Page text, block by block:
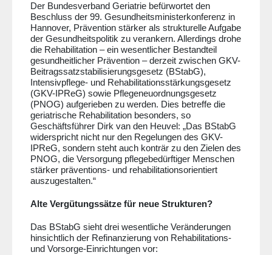
Der Bundesverband Geriatrie befürwortet den
Beschluss der 99. Gesundheitsministerkonferenz in
Hannover, Prävention stärker als strukturelle Aufgabe
der Gesundheitspolitik zu verankern. Allerdings drohe
die Rehabilitation – ein wesentlicher Bestandteil
gesundheitlicher Prävention – derzeit zwischen GKV-
Beitragssatzstabilisierungsgesetz (BStabG),
Intensivpflege- und Rehabilitationsstärkungsgesetz
(GKV-IPReG) sowie Pflegeneuordnungsgesetz
(PNOG) aufgerieben zu werden. Dies betreffe die
geriatrische Rehabilitation besonders, so
Geschäftsführer Dirk van den Heuvel: „Das BStabG
widerspricht nicht nur den Regelungen des GKV-
IPReG, sondern steht auch konträr zu den Zielen des
PNOG, die Versorgung pflegebedürftiger Menschen
stärker präventions- und rehabilitationsorientiert
auszugestalten.“
Alte Vergütungssätze für neue Strukturen?
Das BStabG sieht drei wesentliche Veränderungen
hinsichtlich der Refinanzierung von Rehabilitations-
und Vorsorge-Einrichtungen vor: